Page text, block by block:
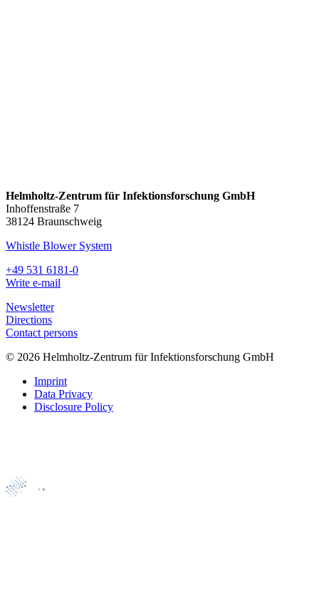
Helmholtz-Zentrum für Infektionsforschung GmbH
Inhoffenstraße 7
38124 Braunschweig
Whistle Blower System
+49 531 6181-0
Write e-mail
Newsletter
Directions
Contact persons
© 2026 Helmholtz-Zentrum für Infektionsforschung GmbH
Imprint
Data Privacy
Disclosure Policy